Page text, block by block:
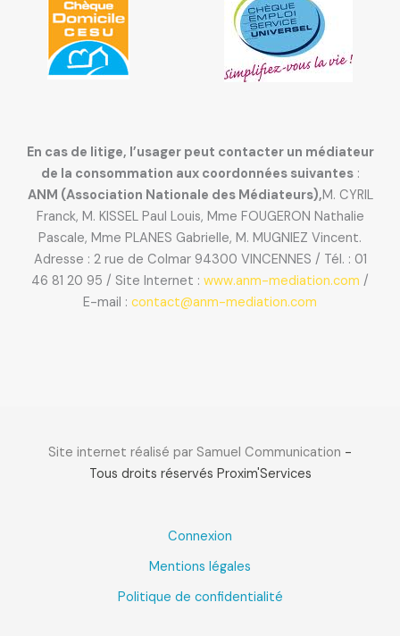
En cas de litige, l’usager peut contacter un médiateur
de la consommation aux coordonnées suivantes:
ANM (Association Nationale des Médiateurs),M. CYRIL
Franck, M. KISSEL Paul Louis, Mme FOUGERON Nathalie
Pascale, Mme PLANES Gabrielle, M. MUGNIEZ Vincent.
Adresse : 2 rue de Colmar 94300 VINCENNES / Tél. : 01
46 81 20 95 / Site Internet : www.anm-mediation.com /
E-mail : contact@anm-mediation.com
Site internet réalisé par Samuel Communication -
Tous droits réservés Proxim'Services
Connexion
Mentions légales
Politique de confidentialité